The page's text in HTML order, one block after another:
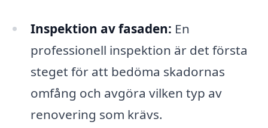
Inspektion av fasaden: En
professionell inspektion är det första
steget för att bedöma skadornas
omfång och avgöra vilken typ av
renovering som krävs.